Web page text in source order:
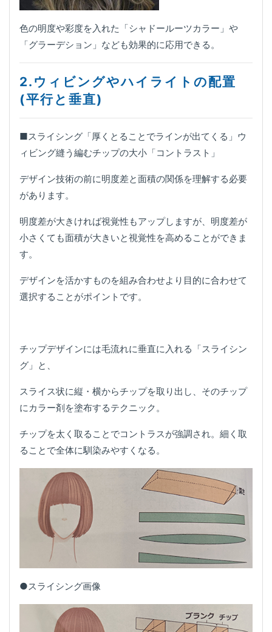
色の明度や彩度を入れた「シャドールーツカラー」や
「グラーデション」なども効果的に応用できる。
2.ウィビングやハイライトの配置
(平行と垂直)
■スライシング「厚くとることでラインが出てくる」ウ
ィビング縫う編むチップの大小「コントラスト」
デザイン技術の前に明度差と面積の関係を理解する必要
があります。
明度差が大きければ視覚性もアップしますが、明度差が
小さくても面積が大きいと視覚性を高めることができま
す。
デザインを活かすものを組み合わせより目的に合わせて
選択することがポイントです。
チップデザインには毛流れに垂直に入れる「スライシン
グ」と、
スライス状に縦・横からチップを取り出し、そのチップ
にカラー剤を塗布するテクニック。
チップを太く取ることでコントラスが強調され。細く取
ることで全体に馴染みやすくなる。
●スライシング画像